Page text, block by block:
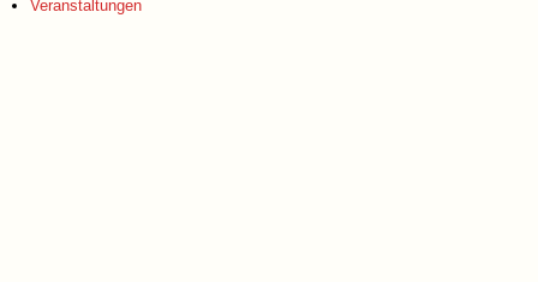
Veranstaltungen